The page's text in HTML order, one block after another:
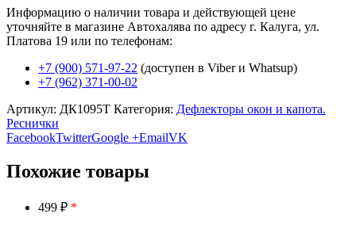
Информацию о наличии товара и действующей цене
уточняйте в магазине Автохалява по адресу г. Калуга, ул.
Платова 19 или по телефонам:
+7 (900) 571-97-22 (доступен в Viber и Whatsup)
+7 (962) 371-00-02
Артикул: ДК1095Т Категория: Дефлекторы окон и капота.
Реснички
FacebookTwitterGoogle +EmailVK
Похожие товары
499 ₽ *